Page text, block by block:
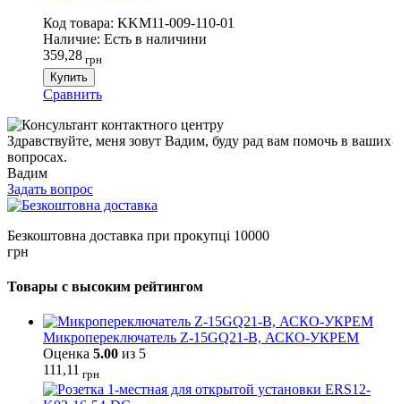
Код товара: KKM11-009-110-01
Наличие: Есть в наличини
359,28 грн
Купить
Сравнить
Здравствуйте, меня зовут Вадим, буду рад вам помочь в ваших
вопросах.
Вадим
Задать вопрос
Безкоштовна доставка при прокупці 10000
грн
Товары с высоким рейтингом
Микропереключатель Z-15GQ21-B, АСКО-УКРЕМ
Оценка 5.00 из 5
111,11 грн